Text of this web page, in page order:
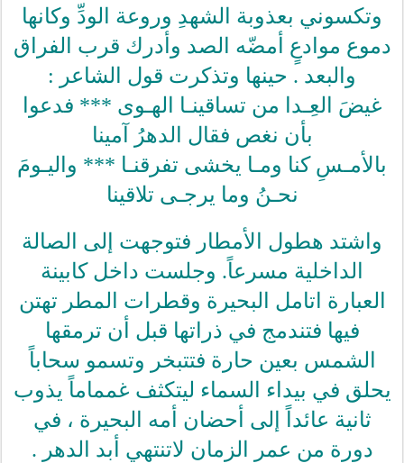
وتكسوني بعذوبة الشهدِ وروعة الودِّ وكانها
دموع موادعٍ أمضّه الصد وأدرك قرب الفراق
والبعد . حينها وتذكرت قول الشاعر :
غيضَ العِـدا من تساقينـا الهـوى *** فدعوا
بأن نغص فقال الدهرُ آمينا
بالأمـسِ كنا ومـا يخشى تفرقنـا *** واليـومَ
نحـنُ وما يرجـى تلاقينا
واشتد هطول الأمطار فتوجهت إلى الصالة
الداخلية مسرعاً. وجلست داخل كابينة
العبارة اتامل البحيرة وقطرات المطر تهتن
فيها فتندمج في ذراتها قبل أن ترمقها
الشمس بعين حارة فتتبخر وتسمو سحاباً
يحلق في بيداء السماء ليتكثف غمماماً يذوب
ثانية عائداً إلى أحضان أمه البحيرة ، في
دورة من عمر الزمان لاتنتهي أبد الدهر .